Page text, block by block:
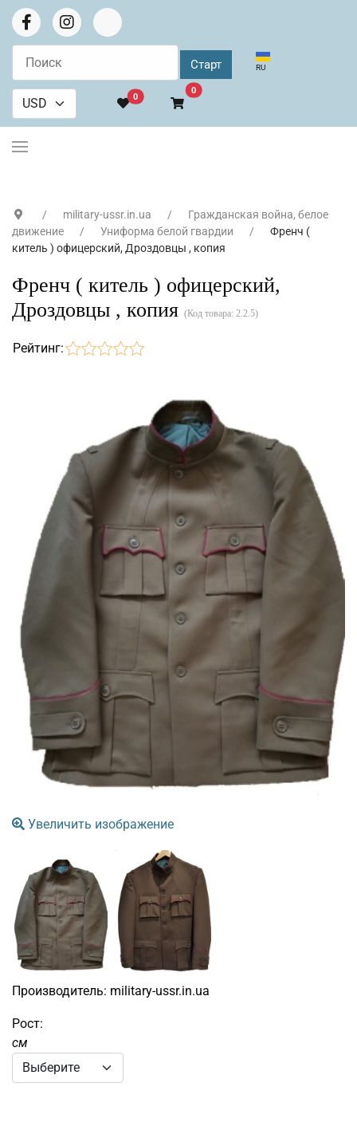
Выберите язык
RU
0
0В корзину
military-ussr.in.ua
Гражданская война, белое
движение
Униформа белой гвардии
Френч (
китель ) офицерский, Дроздовцы , копия
Френч ( китель ) офицерский,
Дроздовцы , копия (Код товара: 2.2.5)
Рейтинг:
Увеличить изображение
Производитель: military-ussr.in.ua
Рост:
см